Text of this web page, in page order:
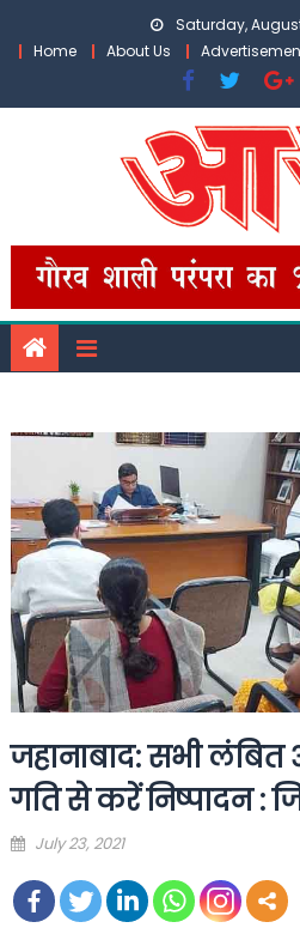
Saturday,
Home
About Us
जहानाबाद: सभी लंबित
गति से करें निष्पादन :
Posted
July 23, 2021